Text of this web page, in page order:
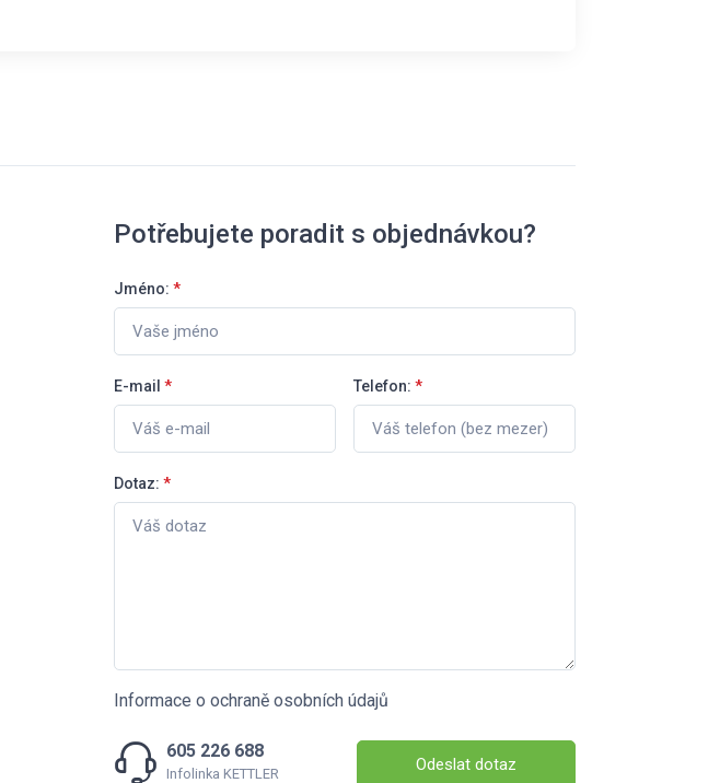
Potřebujete poradit s objednávkou?
Jméno: *
E-mail * Telefon: *
Dotaz: *
Informace o ochraně osobních údajů
605 226 688
Infolinka KETTLER Odeslat dotaz